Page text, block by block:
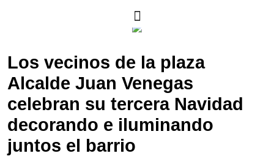
Los vecinos de la plaza
Alcalde Juan Venegas
celebran su tercera Navidad
decorando e iluminando
juntos el barrio